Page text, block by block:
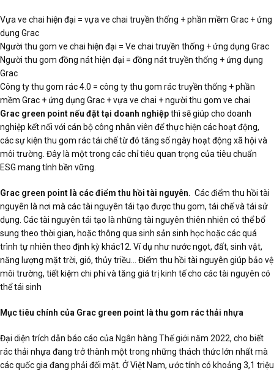
Vựa ve chai hiện đại = vựa ve chai truyền thống + phần mềm Grac + ứng
dụng Grac
Người thu gom ve chai hiện đại = Ve chai truyền thống + ứng dụng Grac
Người thu gom đồng nát hiện đại = đồng nát truyền thống + ứng dụng
Grac
Công ty thu gom rác 4.0 = công ty thu gom rác truyền thống + phần
mềm Grac + ứng dụng Grac + vựa ve chai + người thu gom ve chai
Grac green point nếu đặt tại doanh nghiệpthì sẽ giúp cho doanh
nghiệp kết nối với cán bộ công nhân viên để thực hiện các hoạt động,
các sự kiện thu gom rác tái chế từ đó tăng số ngày hoạt động xã hội và
môi trường. Đây là một trong các chỉ tiêu quan trọng của tiêu chuẩn
ESG mang tính bền vững.
Grac green point là các điểm thu hồi tài nguyên. Các điểm thu hồi tài
nguyên là nơi mà các tài nguyên tái tạo được thu gom, tái chế và tái sử
dụng. Các tài nguyên tái tạo là những tài nguyên thiên nhiên có thể bổ
sung theo thời gian, hoặc thông qua sinh sản sinh học hoặc các quá
trình tự nhiên theo định kỳ khác12. Ví dụ như nước ngọt, đất, sinh vật,
năng lượng mặt trời, gió, thủy triều… Điểm thu hồi tài nguyên giúp bảo vệ
môi trường, tiết kiệm chi phí và tăng giá trị kinh tế cho các tài nguyên có
thể tái sinh
Mục tiêu chính của Grac green point là thu gom rác thải nhựa
Đại diện trích dẫn báo cáo của Ngân hàng Thế giới năm 2022, cho biết
rác thải nhựa đang trở thành một trong những thách thức lớn nhất mà
các quốc gia đang phải đối mặt. Ở Việt Nam, ước tính có khoảng 3,1 triệu